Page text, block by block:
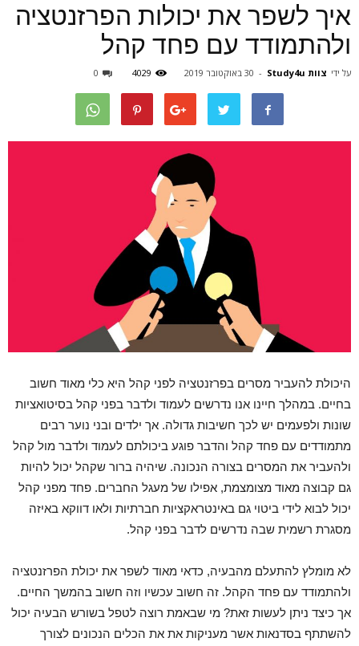
איך לשפר את יכולות הפרזנטציה
ולהתמודד עם פחד קהל
על ידי צוות Study4u - 30 באוקטובר 2019 4029
0
היכולת להעביר מסרים בפרזנטציה לפני קהל היא כלי מאוד חשוב
בחיים. במהלך חיינו אנו נדרשים לעמוד ולדבר בפני קהל בסיטואציות
שונות ולפעמים יש לכך חשיבות גדולה. אך ילדים ובני נוער רבים
מתמודדים עם פחד קהל והדבר פוגע ביכולתם לעמוד ולדבר מול קהל
ולהעביר את המסרים בצורה הנכונה. שיהיה ברור שקהל יכול להיות
גם קבוצה מאוד מצומצמת, אפילו של מעגל החברים. פחד מפני קהל
יכול לבוא לידי ביטוי גם באינטראקציות חברתיות ולאו דווקא באיזה
מסגרת רשמית שבה נדרשים לדבר בפני קהל.
לא מומלץ להתעלם מהבעיה, כדאי מאוד לשפר את יכולת הפרזנטציה
ולהתמודד עם פחד הקהל. זה חשוב עכשיו וזה חשוב בהמשך החיים.
אך כיצד ניתן לעשות זאת? מי שבאמת רוצה לטפל בשורש הבעיה יכול
להשתתף בסדנאות אשר מעניקות את את הכלים הנכונים לצורך